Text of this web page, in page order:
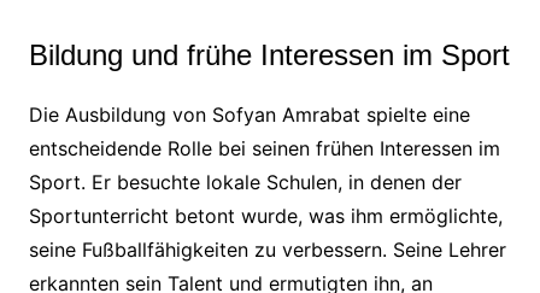
Bildung und frühe Interessen im Sport
Die Ausbildung von Sofyan Amrabat spielte eine
entscheidende Rolle bei seinen frühen Interessen im
Sport. Er besuchte lokale Schulen, in denen der
Sportunterricht betont wurde, was ihm ermöglichte,
seine Fußballfähigkeiten zu verbessern. Seine Lehrer
erkannten sein Talent und ermutigten ihn, an